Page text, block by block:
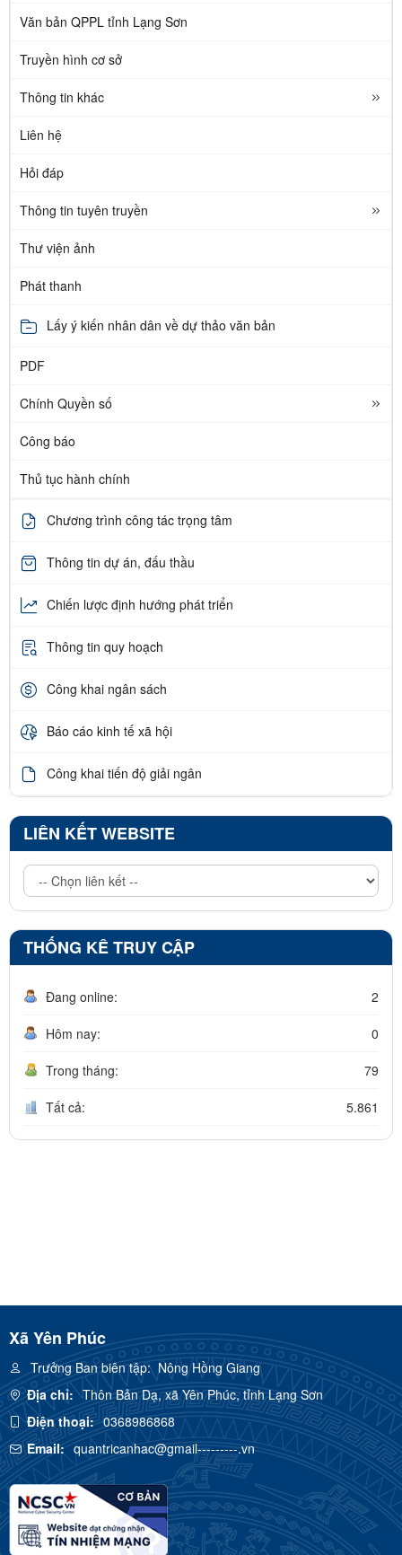
Văn bản QPPL tỉnh Lạng Sơn
Truyền hình cơ sở
Thông tin khác
Liên hệ
Hỏi đáp
Thông tin tuyên truyền
Thư viện ảnh
Phát thanh
Lấy ý kiến nhân dân về dự thảo văn bản
PDF
Chính Quyền số
Công báo
Thủ tục hành chính
Chương trình công tác trọng tâm
Thông tin dự án, đấu thầu
Chiến lược định hướng phát triển
Thông tin quy hoạch
Công khai ngân sách
Báo cáo kinh tế xã hội
Công khai tiến độ giải ngân
LIÊN KẾT WEBSITE
THỐNG KÊ TRUY CẬP
Đang online: 2
Hôm nay: 0
Trong tháng: 79
Tất cả: 5.861
Xã Yên Phúc
Trưởng Ban biên tập:Nông Hồng Giang
Địa chỉ: Thôn Bản Dạ, xã Yên Phúc, tỉnh Lạng Sơn
Điện thoại: 0368986868
Email: quantricanhac@gmail---------.vn